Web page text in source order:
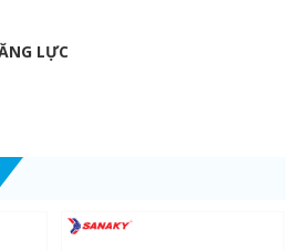
R134A
LỰC